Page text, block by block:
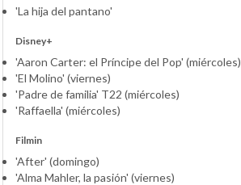
'La hija del pantano'
Disney+
'Aaron Carter: el Príncipe del Pop' (miércoles)
'El Molino' (viernes)
'Padre de familia' T22 (miércoles)
'Raffaella' (miércoles)
Filmin
'After' (domingo)
'Alma Mahler, la pasión' (viernes)